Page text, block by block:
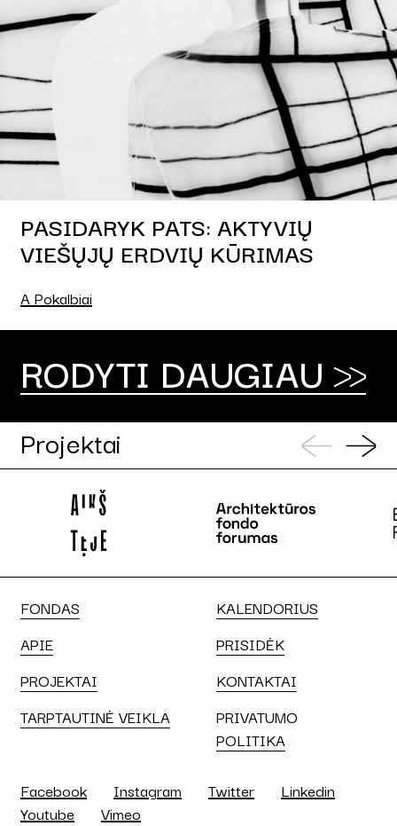
PASIDARYK PATS: AKTYVIŲ
VIEŠŲJŲ ERDVIŲ KŪRIMAS
A Pokalbiai
RODYTI DAUGIAU
Projektai
FONDAS
APIE
PROJEKTAI
TARPTAUTINĖ VEIKLA
KALENDORIUS
PRISIDĖK
KONTAKTAI
PRIVATUMO
POLITIKA
Facebook Instagram Twitter
Linkedin
Youtube
Vimeo